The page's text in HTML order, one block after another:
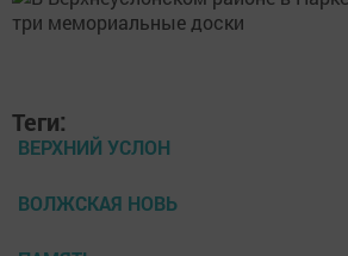
Теги:
ВЕРХНИЙ УСЛОН
ВОЛЖСКАЯ НОВЬ